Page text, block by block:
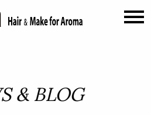
& BLOG